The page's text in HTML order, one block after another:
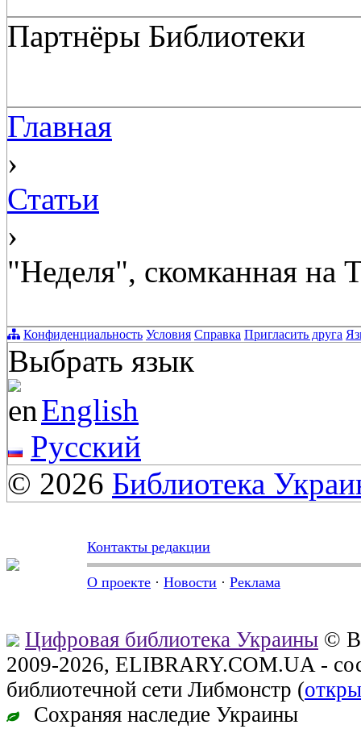
Партнёры Библиотеки
Главная
›
Статьи
›
"Неделя", скомканная
Конфиденциальность Условия Справка Пригласить друга
Выбрать язык
English
Русский
© 2026 Библиотека
Контакты редакции
О проекте · Новости · Реклама
Цифровая библиотека Украины ©
2009-2026, ELIBRARY.COM.UA -
библиотечной сети Либмонстр (
Сохраняя наследие Украины